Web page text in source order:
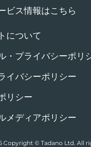
ビス情報はこちら
について
・プライバシーポリ
イバシーポリシー
リシー
メディアポリシー
Copyright © Tadano Ltd. All